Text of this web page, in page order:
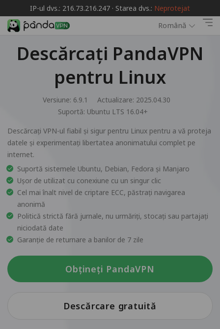
IP-ul dvs.: 216.73.216.247 · Starea dvs.: Neprotejat
Română
Descărcați PandaVPN
pentru Linux
Versiune: 6.9.1
Actualizare: 2025.04.30
Suportă: Ubuntu LTS 16.04+
Descărcați VPN-ul fiabil și sigur pentru Linux pentru a vă proteja
datele și experimentați libertatea anonimatului complet pe
internet.
Suportă sistemele Ubuntu, Debian, Fedora și Manjaro
Ușor de utilizat cu conexiune cu un singur clic
Cel mai înalt nivel de criptare ECC, păstrați navigarea
anonimă
Politică strictă fără jurnale, nu urmăriți, stocați sau partajați
niciodată date
Garanție de returnare a banilor de 7 zile
Obțineți PandaVPN
Descărcare gratuită